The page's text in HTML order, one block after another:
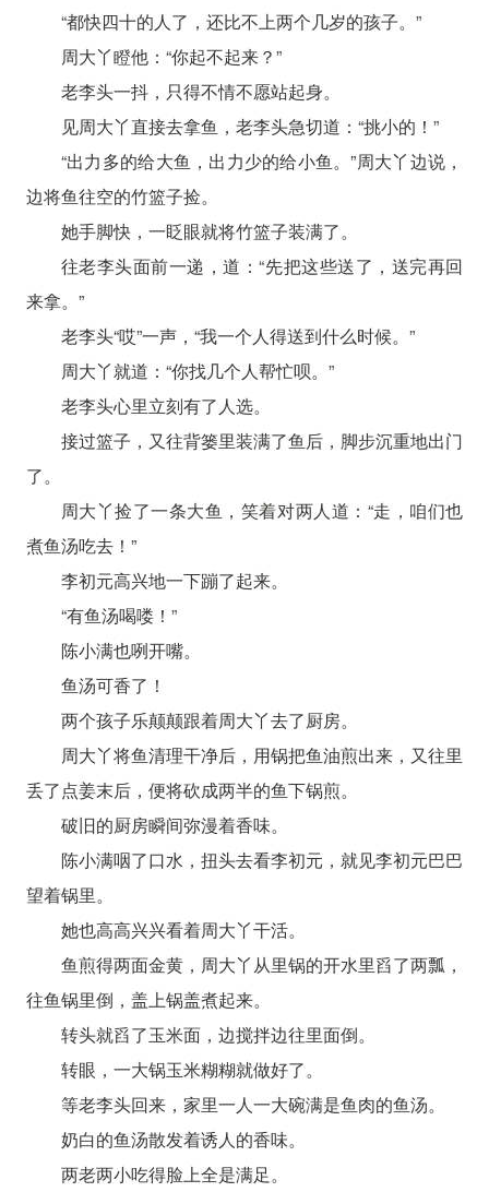
“都快四十的人了，还比不上两个几岁的孩子。”
周大丫瞪他：“你起不起来？”
老李头一抖，只得不情不愿站起身。
见周大丫直接去拿鱼，老李头急切道：“挑小的！”
“出力多的给大鱼，出力少的给小鱼。”周大丫边说，
边将鱼往空的竹篮子捡。
她手脚快，一眨眼就将竹篮子装满了。
往老李头面前一递，道：“先把这些送了，送完再回
来拿。”
老李头“哎”一声，“我一个人得送到什么时候。”
周大丫就道：“你找几个人帮忙呗。”
老李头心里立刻有了人选。
接过篮子，又往背篓里装满了鱼后，脚步沉重地出门
了。
周大丫捡了一条大鱼，笑着对两人道：“走，咱们也
煮鱼汤吃去！”
李初元高兴地一下蹦了起来。
“有鱼汤喝喽！”
陈小满也咧开嘴。
鱼汤可香了！
两个孩子乐颠颠跟着周大丫去了厨房。
周大丫将鱼清理干净后，用锅把鱼油煎出来，又往里
丢了点姜末后，便将砍成两半的鱼下锅煎。
破旧的厨房瞬间弥漫着香味。
陈小满咽了口水，扭头去看李初元，就见李初元巴巴
望着锅里。
她也高高兴兴看着周大丫干活。
鱼煎得两面金黄，周大丫从里锅的开水里舀了两瓢，
往鱼锅里倒，盖上锅盖煮起来。
转头就舀了玉米面，边搅拌边往里面倒。
转眼，一大锅玉米糊糊就做好了。
等老李头回来，家里一人一大碗满是鱼肉的鱼汤。
奶白的鱼汤散发着诱人的香味。
两老两小吃得脸上全是满足。